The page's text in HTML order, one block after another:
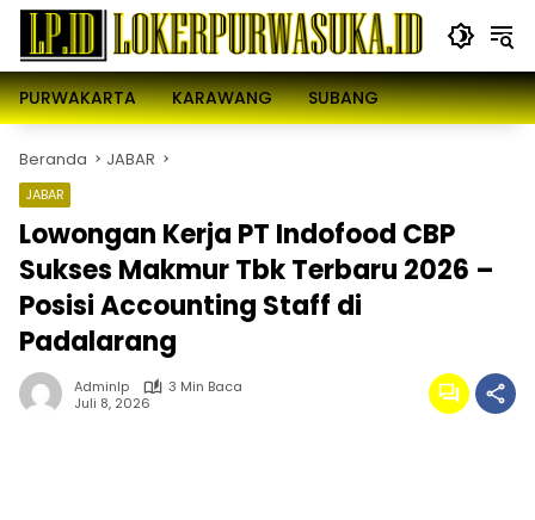
Langsung
konten
PURWAKARTA
KARAWANG SUBANG
Beranda JABAR
JABAR
Lowongan Kerja PT Indofood CBP
Sukses Makmur Tbk Terbaru 2026 –
Posisi Accounting Staff di
Padalarang
Adminlp
3 Min Baca
Juli 8, 2026